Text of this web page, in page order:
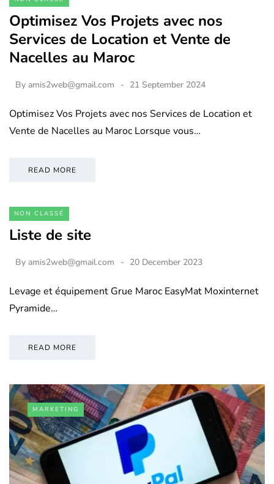
Optimisez Vos Projets avec nos
Services de Location et Vente de
Nacelles au Maroc
By amis2web@gmail.com 21 September 2024
Optimisez Vos Projets avec nos Services de Location et
Vente de Nacelles au Maroc Lorsque vous…
READ MORE
NON CLASSÉ
Liste de site
By amis2web@gmail.com 20 December 2023
Levage et équipement Grue Maroc EasyMat Moxinternet
Pyramide…
READ MORE
MARKETING